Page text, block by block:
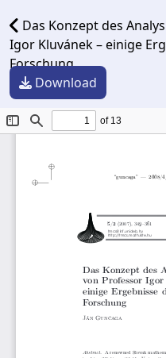
Das Konzept des
Igor Kluvánek – einige
Forschung
Download